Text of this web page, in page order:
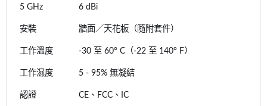
5 GHz
6 dBi
安裝 牆面／天花板（隨附套件）
工作溫度 -30 至 60° C（-22 至 140° F）
工作濕度 5 - 95% 無凝結
認證 CE、FCC、IC